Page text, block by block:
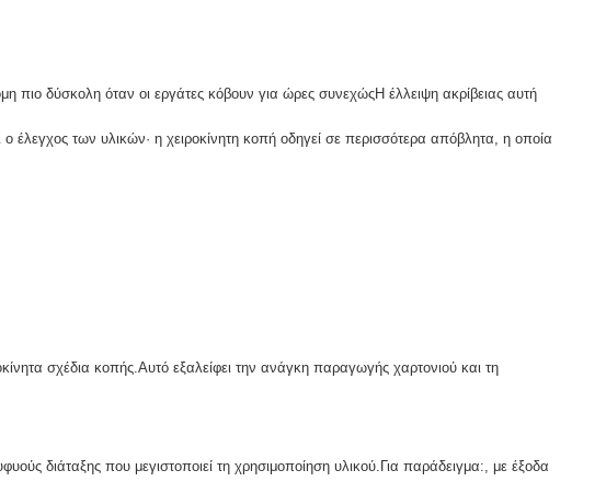
πιο δύσκολη όταν οι εργάτες κόβουν για ώρες συνεχώςΗ έλλειψη ακρίβειας αυτή
έλεγχος των υλικών· η χειροκίνητη κοπή οδηγεί σε περισσότερα απόβλητα, η οποία
σχέδια κοπής.Αυτό εξαλείφει την ανάγκη παραγωγής χαρτονιού και τη
διάταξης που μεγιστοποιεί τη χρησιμοποίηση υλικού.Για παράδειγμα:, με έξοδα